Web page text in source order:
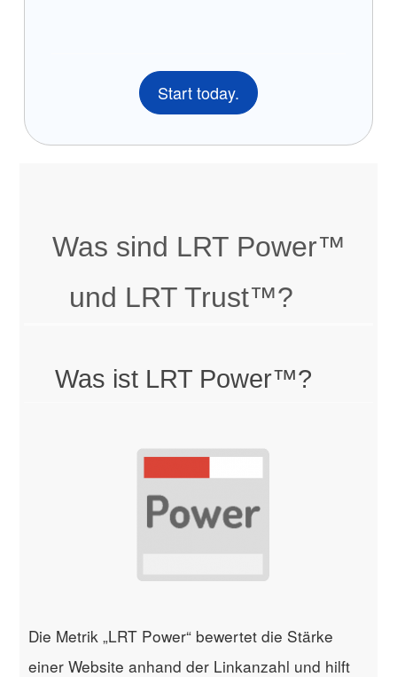
Start today.
Was sind LRT Power™
und LRT Trust™?
Was ist LRT Power™?
Die Metrik „LRT Power“ bewertet die Stärke
einer Website anhand der Linkanzahl und hilft